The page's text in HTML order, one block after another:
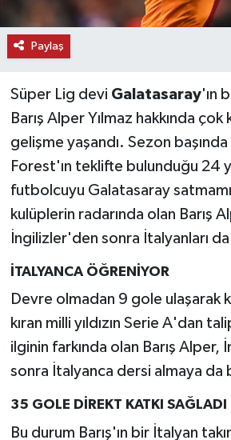
Paylaş
Süper Lig devi Galatasaray'ın
Barış Alper Yılmaz hakkında
gelişme yaşandı. Sezon
Forest'ın teklifte bulunduğu 24
futbolcuyu Galatasaray
kulüplerin radarında olan Barış
İngilizler'den sonra İtalyanları
İTALYANCA ÖĞRENİYOR
Devre olmadan 9 gole ulaşarak
kıran milli yıldızın Serie A'dan
ilginin farkında olan Barış Alper,
sonra İtalyanca dersi almaya da
35 GOLE DİREKT KATKI SAĞLADI
Bu durum Barış'ın bir İtalyan
YAŞAM